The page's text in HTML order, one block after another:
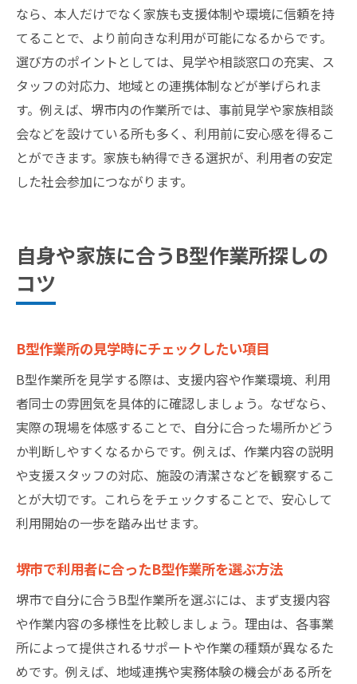
なら、本人だけでなく家族も支援体制や環境に信頼を持
てることで、より前向きな利用が可能になるからです。
選び方のポイントとしては、見学や相談窓口の充実、ス
タッフの対応力、地域との連携体制などが挙げられま
す。例えば、堺市内の作業所では、事前見学や家族相談
会などを設けている所も多く、利用前に安心感を得るこ
とができます。家族も納得できる選択が、利用者の安定
した社会参加につながります。
自身や家族に合うB型作業所探しの
コツ
B型作業所の見学時にチェックしたい項目
B型作業所を見学する際は、支援内容や作業環境、利用
者同士の雰囲気を具体的に確認しましょう。なぜなら、
実際の現場を体感することで、自分に合った場所かどう
か判断しやすくなるからです。例えば、作業内容の説明
や支援スタッフの対応、施設の清潔さなどを観察するこ
とが大切です。これらをチェックすることで、安心して
利用開始の一歩を踏み出せます。
堺市で利用者に合ったB型作業所を選ぶ方法
堺市で自分に合うB型作業所を選ぶには、まず支援内容
や作業内容の多様性を比較しましょう。理由は、各事業
所によって提供されるサポートや作業の種類が異なるた
めです。例えば、地域連携や実務体験の機会がある所を